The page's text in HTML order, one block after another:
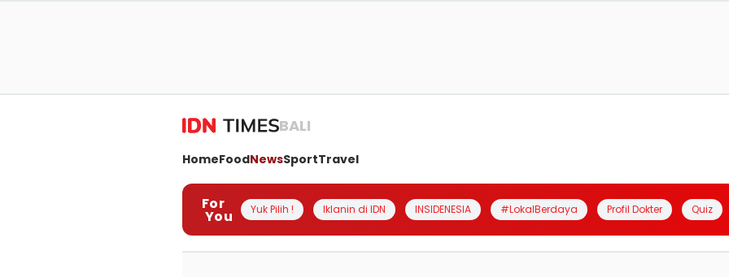
BALI
HomeFoodNewsSportTravel
For
You Yuk Pilih ! Iklanin di IDN INSIDENESIA #LokalBerdaya Profil Dokter Quiz